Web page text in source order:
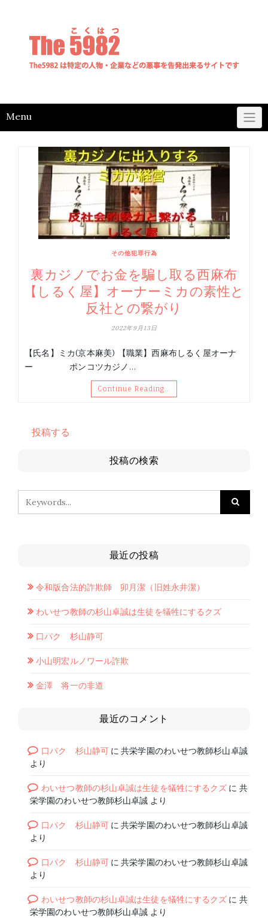
Menu
その他犯罪行為
裏カジノでお金を騙し取る西麻布
【しるく屋】オーナーミカの素性と
反社との繋がり
2022年9月13日
【氏名】ミカ(京本麻美) 【職業】西麻布しるく屋オーナ
ー ポンコツカジノ…
Continue Reading…
投稿する
投稿の検索
最近の投稿
令和版合法的詐欺師 卯月潔（旧姓永井潔）
わいせつ教師の杉山卓誠は生徒を犠牲にするクズ
口パク 杉山静可
小山明宏ルノワール詐欺
金澤 将一の非道
最近のコメント
口パク 杉山静可に共栄学園のわいせつ教師杉山卓誠
より
わいせつ教師の杉山卓誠は生徒を犠牲にするクズ に 共
栄学園のわいせつ教師杉山卓誠 より
口パク 杉山静可に共栄学園のわいせつ教師杉山卓誠
より
口パク 杉山静可に共栄学園のわいせつ教師杉山卓誠
より
わいせつ教師の杉山卓誠は生徒を犠牲にするクズ に 共
栄学園のわいせつ教師杉山卓誠 より